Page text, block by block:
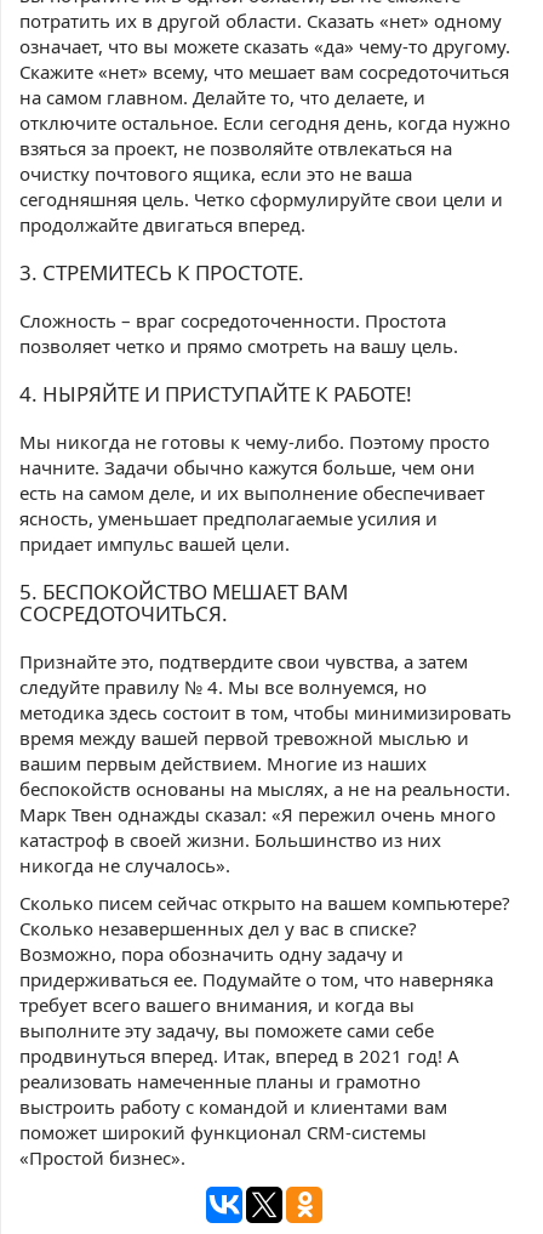
потратить их в другой области. Сказать «нет» одному
означает, что вы можете сказать «да» чему-то другому.
Скажите «нет» всему, что мешает вам сосредоточиться
на самом главном. Делайте то, что делаете, и
отключите остальное. Если сегодня день, когда нужно
взяться за проект, не позволяйте отвлекаться на
очистку почтового ящика, если это не ваша
сегодняшняя цель. Четко сформулируйте свои цели и
продолжайте двигаться вперед.
3. СТРЕМИТЕСЬ К ПРОСТОТЕ.
Сложность – враг сосредоточенности. Простота
позволяет четко и прямо смотреть на вашу цель.
4. НЫРЯЙТЕ И ПРИСТУПАЙТЕ К РАБОТЕ!
Мы никогда не готовы к чему-либо. Поэтому просто
начните. Задачи обычно кажутся больше, чем они
есть на самом деле, и их выполнение обеспечивает
ясность, уменьшает предполагаемые усилия и
придает импульс вашей цели.
5. БЕСПОКОЙСТВО МЕШАЕТ ВАМ
СОСРЕДОТОЧИТЬСЯ.
Признайте это, подтвердите свои чувства, а затем
следуйте правилу № 4. Мы все волнуемся, но
методика здесь состоит в том, чтобы минимизировать
время между вашей первой тревожной мыслью и
вашим первым действием. Многие из наших
беспокойств основаны на мыслях, а не на реальности.
Марк Твен однажды сказал: «Я пережил очень много
катастроф в своей жизни. Большинство из них
никогда не случалось».
Сколько писем сейчас открыто на вашем компьютере?
Сколько незавершенных дел у вас в списке?
Возможно, пора обозначить одну задачу и
придерживаться ее. Подумайте о том, что наверняка
требует всего вашего внимания, и когда вы
выполните эту задачу, вы поможете сами себе
продвинуться вперед. Итак, вперед в 2021 год! А
реализовать намеченные планы и грамотно
выстроить работу с командой и клиентами вам
поможет широкий функционал CRM-системы
«Простой бизнес».